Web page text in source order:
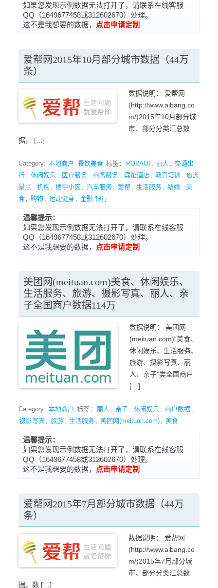
如果您发现示例数据无法打开了，请联系在线客服
QQ（1649677458或312602670）处理。
这不是我想要的数据，
点击申请定制
爱帮网2015年10月部分城市数据（44万
条）
数据说明： 爱帮网
(http://www.aibang.co
m/)2015年10月部分城
市、部分分类汇总数
据， […]
Category: 本地商户 餐饮美食 标签： POI/AOI , 丽人 , 交通出
行 , 休闲娱乐 , 医疗服务 , 商务服务 , 宾馆酒店 , 教育培训 , 旅游
景点 , 机构 , 楼宇小区 , 汽车服务 , 爱帮 , 生活服务 , 结婚 , 美
食 , 购物 , 运动健身 , 金融 银行
温馨提示：
如果您发现示例数据无法打开了，请联系在线客服
QQ（1649677458或312602670）处理。
这不是我想要的数据，
点击申请定制
美团网(meituan.com)美食、休闲娱乐、
生活服务、旅游、摄影写真、丽人、亲
子全国商户数据114万
数据说明： 美团网
(meituan.com)“美食、
休闲娱乐、生活服务、
旅游、摄影写真、丽
人、亲子”类全国商户
[…]
Category: 本地商户 标签： 丽人 , 亲子 , 休闲娱乐 , 商户数据 ,
摄影写真 , 旅游 , 生活服务 , 美团网(meituan.com) , 美食
温馨提示：
如果您发现示例数据无法打开了，请联系在线客服
QQ（1649677458或312602670）处理。
这不是我想要的数据，
点击申请定制
爱帮网2015年7月部分城市数据（44万
条）
数据说明： 爱帮网
(http://www.aibang.co
m/)2015年7月部分城
市、部分分类汇总数
据，数 […]